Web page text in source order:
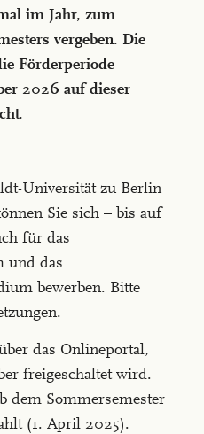
im Jahr, zum
vergeben. Die
Förderperiode
2026 auf dieser
Universität zu Berlin
Sie sich – bis auf
für das
und das
bewerben. Bitte
das Onlineportal,
freigeschaltet wird.
dem Sommersemester
(1. April 2025).